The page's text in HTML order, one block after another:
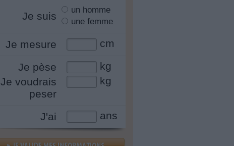
Je suis
un homme
une femme
Je mesure cm
Je pèse
kg
Je voudrais
peser
kg
J'ai ans